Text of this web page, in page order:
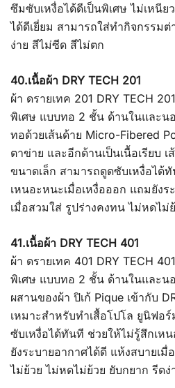
ซึมซับเหงื่อได้ดีเป็นพิเศษ ไม่เหนี
ได้ดีเยี่ยม สามารถใส่ทำกิจกรรมต่
ง่าย สีไม่ซีด สีไม่ตก
40.เนื้อผ้า DRY TECH 201
ผ้า ดรายเทค 201 DRY TECH
พิเศษ แบบทอ 2 ชั้น ด้านในและน
ทอด้วยเส้นด้าย Micro-Fibered
ตาข่าย และอีกด้านเป็นเนื้อเรียบ
ขนาดเล็ก สามารถดูดซับเหงื่อได้
เหนอะหนะเมื่อเหงื่อออก แถมยัง
เมื่อสวมใส่ รูปร่างคงทน ไม่หดไม่
41.เนื้อผ้า DRY TECH 401
ผ้า ดรายเทค 401 DRY TECH
พิเศษ แบบทอ 2 ชั้น ด้านในและน
ผสานของผ้า ปิเก้ Pique เข้ากับ
เหมาะสำหรับทำเสื้อโปโล ยูนิฟอ
ซับเหงื่อได้ทันที ช่วยให้ไม่รู้สึกเห
ยังระบายอากาศได้ดี แห้งสบายเ
ไม่ย้วย ไม่หดไม่ย้วย ยับกยาก รีดง่